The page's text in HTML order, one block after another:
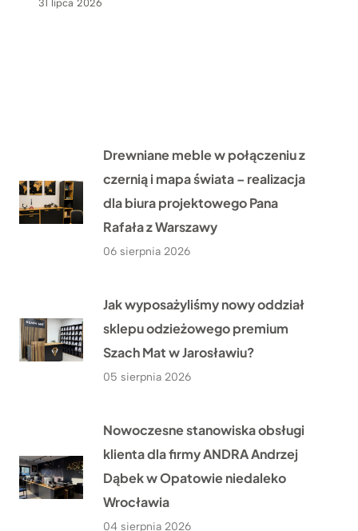
31 lipca 2026
Drewniane meble w połączeniu z
czernią i mapa świata – realizacja
dla biura projektowego Pana
Rafała z Warszawy
06 sierpnia 2026
Jak wyposażyliśmy nowy oddział
sklepu odzieżowego premium
Szach Mat w Jarosławiu?
05 sierpnia 2026
Nowoczesne stanowiska obsługi
klienta dla firmy ANDRA Andrzej
Dąbek w Opatowie niedaleko
Wrocławia
04 sierpnia 2026